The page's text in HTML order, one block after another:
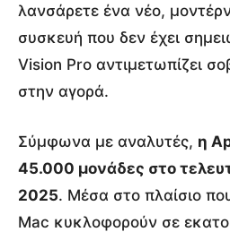
λανσάρετε ένα νέο,
συσκευή που δεν έχει
Vision Pro αντιμετωπίζει
στην αγορά.
Σύμφωνα με αναλυτές, η
45.000 μονάδες στο
2025. Μέσα στο πλαίσιο
Mac κυκλοφορούν σε